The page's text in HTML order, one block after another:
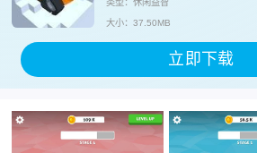
类型：休闲益智
大小：37.50MB
立即下载